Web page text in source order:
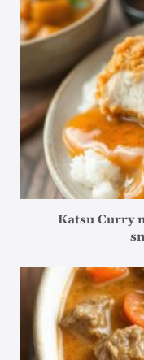
Katsu Curry